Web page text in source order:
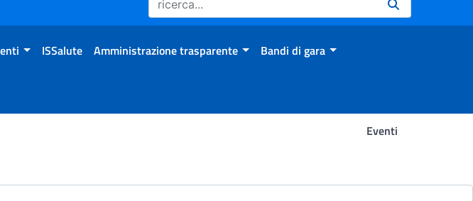
ISSalute Amministrazione trasparente Bandi di gara
Eventi